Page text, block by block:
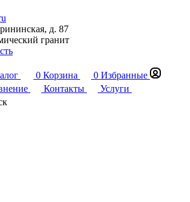
д. 87
гранит
0 Корзина 0 Избранные
Контакты
Услуги